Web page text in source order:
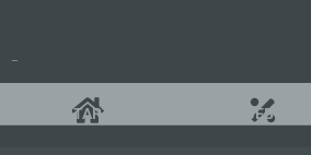
–
START ANGEBOTE